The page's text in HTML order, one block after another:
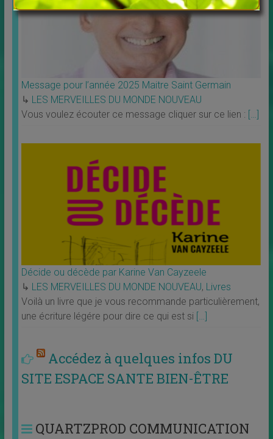
Message pour l’année 2025 Maitre Saint Germain
↳ LES MERVEILLES DU MONDE NOUVEAU
Vous voulez écouter ce message cliquer sur ce lien : […]
Décide ou décède par Karine Van Cayzeele
↳ LES MERVEILLES DU MONDE NOUVEAU, Livres
Voilà un livre que je vous recommande particulièrement,
une écriture légére pour dire ce qui est si […]
Accédez à quelques infos DU
SITE ESPACE SANTE BIEN-ÊTRE
QUARTZPROD COMMUNICATION